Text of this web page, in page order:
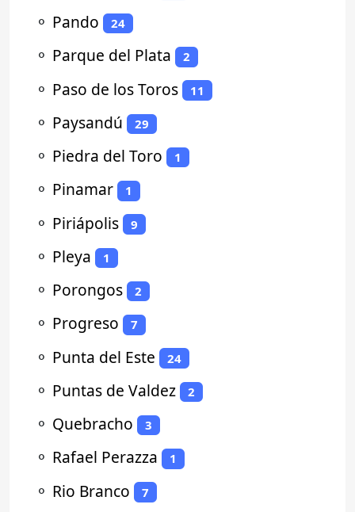
⚬ Pando 24
⚬ Parque del Plata 2
⚬ Paso de los Toros 11
⚬ Paysandú 29
⚬ Piedra del Toro 1
⚬ Pinamar 1
⚬ Piriápolis 9
⚬ Pleya 1
⚬ Porongos 2
⚬ Progreso 7
⚬ Punta del Este 24
⚬ Puntas de Valdez 2
⚬ Quebracho 3
⚬ Rafael Perazza 1
⚬ Rio Branco 7